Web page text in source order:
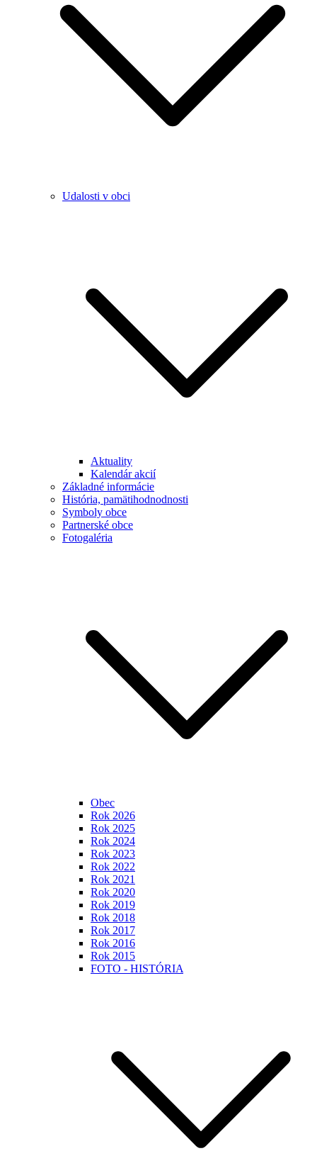
Udalosti v obci
Aktuality
Kalendár akcií
Základné informácie
História, pamätihodnodnosti
Symboly obce
Partnerské obce
Fotogaléria
Obec
Rok 2026
Rok 2025
Rok 2024
Rok 2023
Rok 2022
Rok 2021
Rok 2020
Rok 2019
Rok 2018
Rok 2017
Rok 2016
Rok 2015
FOTO - HISTÓRIA